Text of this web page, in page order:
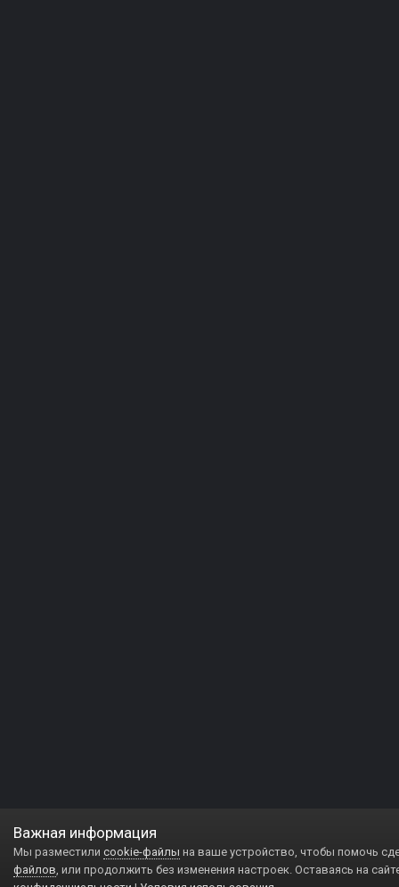
Важная информация
Мы разместили cookie-файлы на ваше устройство, чтобы помочь
файлов, или продолжить без изменения настроек. Оставаясь на